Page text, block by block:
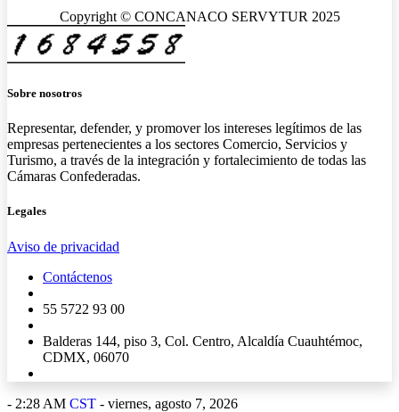
Copyright © CONCANACO SERVYTUR 2025
Sobre nosotros
Representar, defender, y promover los intereses legítimos de las
empresas pertenecientes a los sectores Comercio, Servicios y
Turismo, a través de la integración y fortalecimiento de todas las
Cámaras Confederadas.
Legales
Aviso de privacidad
Contáctenos
55 5722 93 00
Balderas 144, piso 3, Col. Centro, Alcaldía Cuauhtémoc,
CDMX, 06070
- 2:28 AM CST - viernes, agosto 7, 2026